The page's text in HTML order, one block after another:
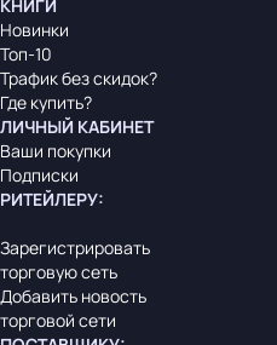
КНИГИ
Новинки
Топ-10
Трафик без скидок?
Где купить?
ЛИЧНЫЙ КАБИНЕТ
Ваши покупки
Подписки
РИТЕЙЛЕРУ:
Зарегистрировать
торговую сеть
Добавить новость
торговой сети